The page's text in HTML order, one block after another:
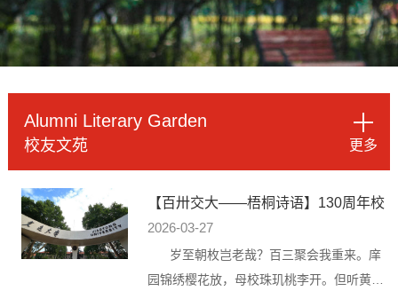
Alumni Literary Garden
校友文苑 更多
【百卅交大——梧桐诗语】130周年校
庆组诗
2026-03-27
岁至朝枚岂老哉？百三聚会我重来。庠
园锦绣樱花放，母校珠玑桃李开。但听黄莺